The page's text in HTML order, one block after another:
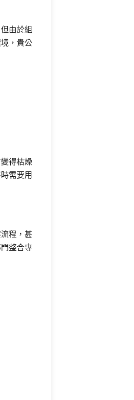
由於組
，貴公
得枯燥
需要用
程，甚
整合專